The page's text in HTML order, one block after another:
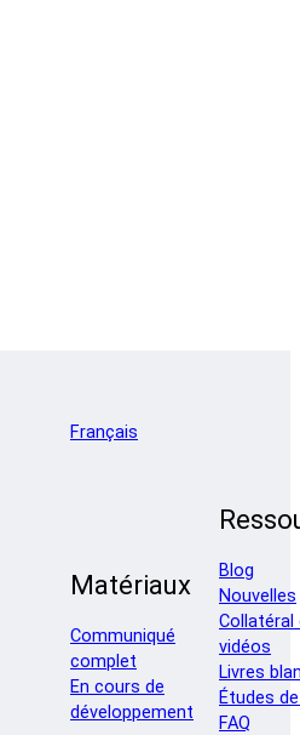
Français
Matériaux
Communiqué
complet
En cours de
développement
Blog
Nouvelles
Collatéral
vidéos
Livres
Études
FAQ